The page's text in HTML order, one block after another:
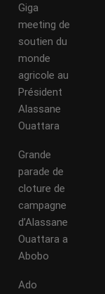
Giga
meeting de
soutien du
monde
agricole au
Président
Alassane
Ouattara
Grande
parade de
cloture de
campagne
d’Alassane
Ouattara a
Abobo
Ado